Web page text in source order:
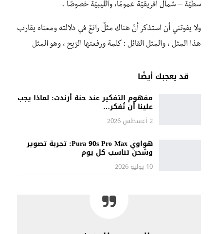
سطيّة – شمال أفريقيّة عمومًا، والليبيّة خصوصًا .
ولا يفوتني أن استذكر أنّ هناك مثلٌ رائعٌ في دلالته ومعناه يقارب
هذا المثل ، والمثل القائل : كلمة ورفعتها الرّيح ، وهو المثل
قد يعجبك أيضًا
مفهوم التفكير عند حنة أرندت: لماذا يجب
علينا أن نُفكر…
2 أغسطس 2026
هواوي Pura 90s Pro Max: تجربة تصوير
وشحن تناسب كل يوم
10 يوليو 2026